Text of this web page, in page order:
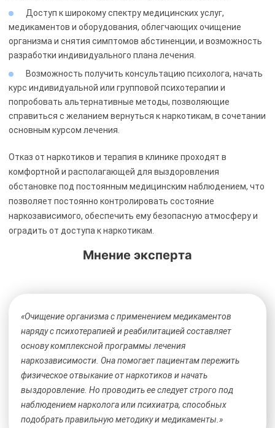
Доступ к широкому спектру медицинских услуг,
медикаментов и оборудования, облегчающих очищение
организма и снятия симптомов абстиненции, и возможность
разработки индивидуального плана лечения.
Возможность получить консультацию психолога, начать
курс индивидуальной или групповой психотерапии и
попробовать альтернативные методы, позволяющие
справиться с желанием вернуться к наркотикам, в сочетании
основным курсом лечения.
Отказ от наркотиков и терапия в клинике проходят в
комфортной и располагающей для выздоровления
обстановке под постоянным медицинским наблюдением, что
позволяет постоянно контролировать состояние
наркозависимого, обеспечить ему безопасную атмосферу и
оградить от доступа к наркотикам.
Мнение эксперта
«Очищение организма с применением медикаментов
наряду с психотерапией и реабилитацией составляет
основу комплексной программы лечения
наркозависимости. Она помогает пациентам пережить
физическое отвыкание от наркотиков и начать
выздоровление. Но проводить ее следует строго под
наблюдением нарколога или психиатра, способных
подобрать правильную методику и медикаменты.»